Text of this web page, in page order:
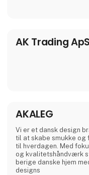
AK Trading ApS
AKALEG
Vi er et dansk design
til at skabe smukke
til hverdagen. Med
og kvalitetshåndværk
berige danske hjem
designs